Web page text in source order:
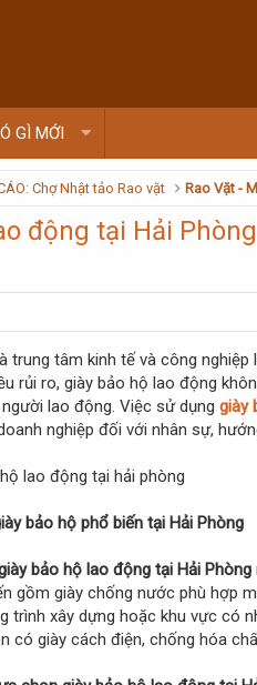
GÌ MỚI
Chợ Nhật tảo Rao vặt Rao Vặt -
động tại Hải Phòng
trung tâm kinh tế và công
rủi ro, giày bảo hộ lao động
lao động. Việc sử dụng giày
nghiệp đối với nhân sự,
bảo hộ phổ biến tại Hải Phòng
bảo hộ lao động tại Hải Phòng
gồm giày chống nước phù hợp
trình xây dựng hoặc khu vực có
có giày cách điện, chống hóa